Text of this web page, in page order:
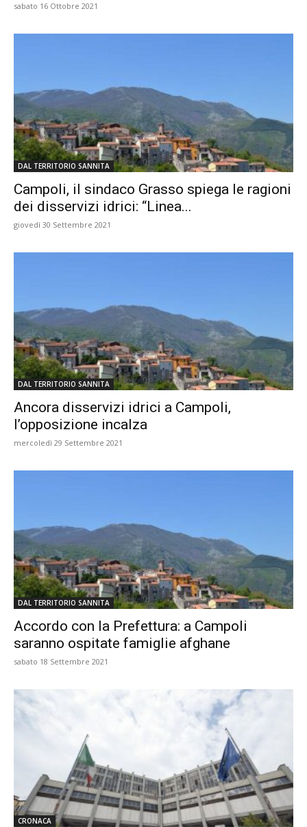
sabato 16 Ottobre 2021
DAL TERRITORIO SANNITA
Campoli, il sindaco Grasso spiega le ragioni
dei disservizi idrici: “Linea...
giovedì 30 Settembre 2021
DAL TERRITORIO SANNITA
Ancora disservizi idrici a Campoli,
l’opposizione incalza
mercoledì 29 Settembre 2021
DAL TERRITORIO SANNITA
Accordo con la Prefettura: a Campoli
saranno ospitate famiglie afghane
sabato 18 Settembre 2021
CRONACA